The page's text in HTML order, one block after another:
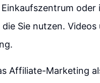
Sie nutzen.
Affiliate-Marketing